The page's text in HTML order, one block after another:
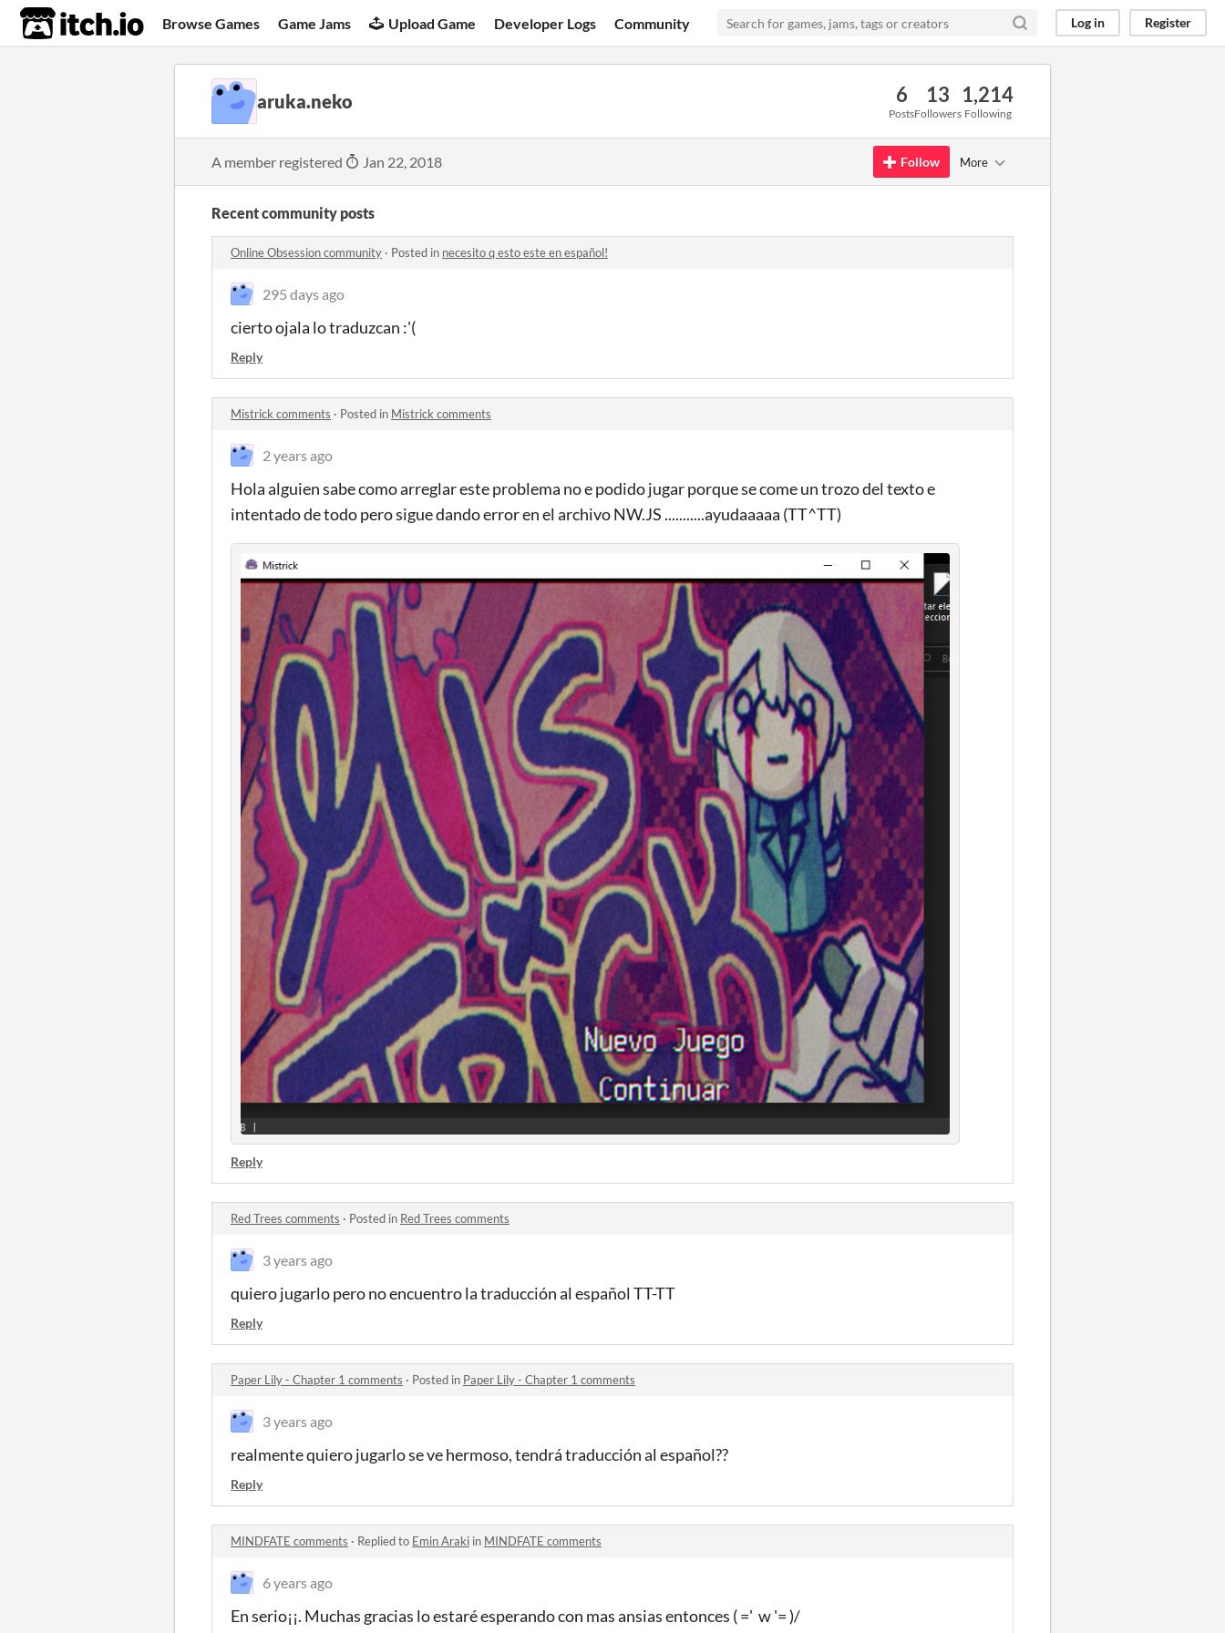
itch.io Browse Games Game Jams Upload Game Developer Logs Community Log in Register
aruka.neko 6
Posts
13
Followers
1,214
Following
A member registered Jan 22, 2018 Follow More
Recent community posts
Online Obsession community · Posted in necesito q esto este en español!
295 days ago
cierto ojala lo traduzcan :'(
Reply
Mistrick comments · Posted in Mistrick comments
2 years ago
Hola alguien sabe como arreglar este problema no e podido jugar porque se come un trozo del texto e
intentado de todo pero sigue dando error en el archivo NW.JS ...........ayudaaaaa (TT^TT)
Reply
Red Trees comments · Posted in Red Trees comments
3 years ago
quiero jugarlo pero no encuentro la traducción al español TT-TT
Reply
Paper Lily - Chapter 1 comments · Posted in Paper Lily - Chapter 1 comments
3 years ago
realmente quiero jugarlo se ve hermoso, tendrá traducción al español??
Reply
MINDFATE comments · Replied to Emin Araki in MINDFATE comments
6 years ago
En serio¡¡. Muchas gracias lo estaré esperando con mas ansias entonces ( =' w '= )/